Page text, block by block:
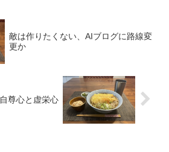
敵は作りたくない、AIブログに路線変
更か
自尊心と虚栄心